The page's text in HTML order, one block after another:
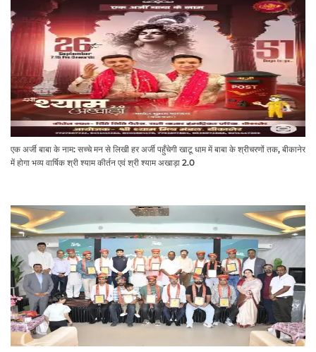
एक अर्जी बाबा के नाम: सच्चे मन से लिखी हर अर्जी पहुँचेगी खाटू धाम में बाबा के श्रीचरणों तक, बीकानेर
में होगा भव्य वार्षिक श्री श्याम कीर्तन एवं श्री श्याम अखाड़ा 2.0